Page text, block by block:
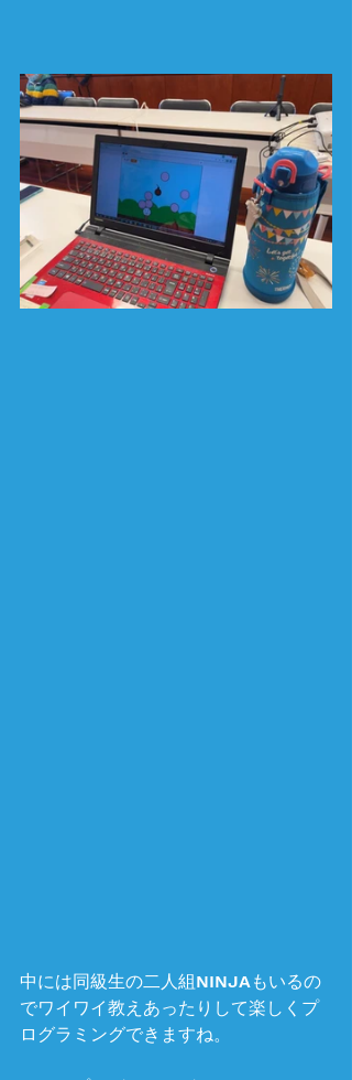
中には同級生の二人組NINJAもいるの
でワイワイ教えあったりして楽しくプ
ログラミングできますね。